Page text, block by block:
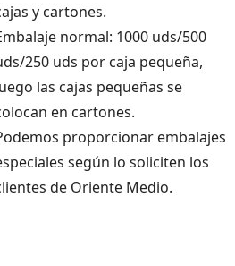
y cartones.
normal: 1000 uds/500
250 uds por caja pequeña,
las cajas pequeñas se
en cartones.
proporcionar embalajes
según lo soliciten los
de Oriente Medio.